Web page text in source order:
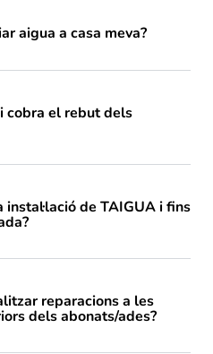
aigua a casa meva?
cobra el rebut dels
instal·lació de TAIGUA i fins
reparacions a les
dels abonats/ades?